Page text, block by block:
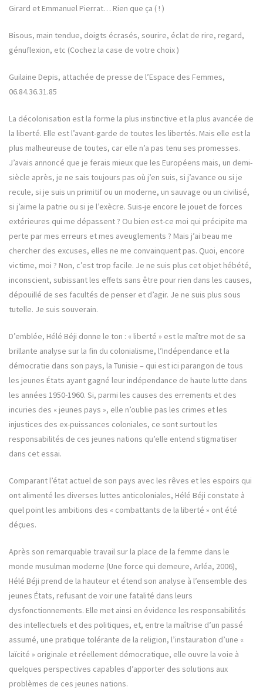
Girard et Emmanuel Pierrat… Rien que ça ( ! )
Bisous, main tendue, doigts écrasés, sourire, éclat de rire, regard,
génuflexion, etc (Cochez la case de votre choix )
Guilaine Depis, attachée de presse de l’Espace des Femmes,
06.84.36.31.85
La décolonisation est la forme la plus instinctive et la plus avancée de
la liberté. Elle est l’avant-garde de toutes les libertés. Mais elle est la
plus malheureuse de toutes, car elle n’a pas tenu ses promesses.
J’avais annoncé que je ferais mieux que les Européens mais, un demi-
siècle après, je ne sais toujours pas où j’en suis, si j’avance ou si je
recule, si je suis un primitif ou un moderne, un sauvage ou un civilisé,
si j’aime la patrie ou si je l’exècre. Suis-je encore le jouet de forces
extérieures qui me dépassent ? Ou bien est-ce moi qui précipite ma
perte par mes erreurs et mes aveuglements ? Mais j’ai beau me
chercher des excuses, elles ne me convainquent pas. Quoi, encore
victime, moi ? Non, c’est trop facile. Je ne suis plus cet objet hébété,
inconscient, subissant les effets sans être pour rien dans les causes,
dépouillé de ses facultés de penser et d’agir. Je ne suis plus sous
tutelle. Je suis souverain.
D’emblée, Hélé Béji donne le ton : « liberté » est le maître mot de sa
brillante analyse sur la fin du colonialisme, l’Indépendance et la
démocratie dans son pays, la Tunisie – qui est ici parangon de tous
les jeunes États ayant gagné leur indépendance de haute lutte dans
les années 1950-1960. Si, parmi les causes des errements et des
incuries des « jeunes pays », elle n’oublie pas les crimes et les
injustices des ex-puissances coloniales, ce sont surtout les
responsabilités de ces jeunes nations qu’elle entend stigmatiser
dans cet essai.
Comparant l’état actuel de son pays avec les rêves et les espoirs qui
ont alimenté les diverses luttes anticoloniales, Hélé Béji constate à
quel point les ambitions des « combattants de la liberté » ont été
déçues.
Après son remarquable travail sur la place de la femme dans le
monde musulman moderne (Une force qui demeure, Arléa, 2006),
Hélé Béji prend de la hauteur et étend son analyse à l’ensemble des
jeunes États, refusant de voir une fatalité dans leurs
dysfonctionnements. Elle met ainsi en évidence les responsabilités
des intellectuels et des politiques, et, entre la maîtrise d’un passé
assumé, une pratique tolérante de la religion, l’instauration d’une «
laïcité » originale et réellement démocratique, elle ouvre la voie à
quelques perspectives capables d’apporter des solutions aux
problèmes de ces jeunes nations.